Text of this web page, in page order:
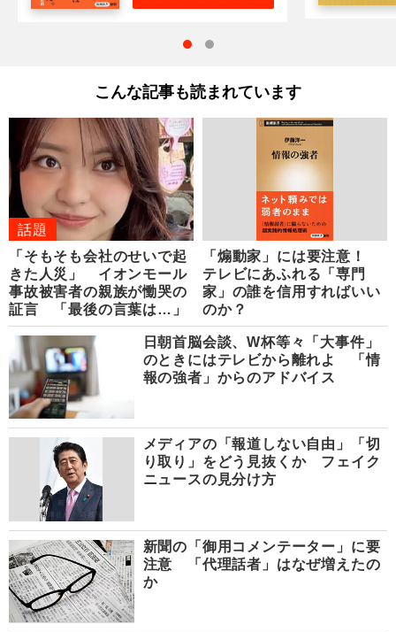
こんな記事も読まれています
話題
「そもそも会社のせいで起
きた人災」 イオンモール
事故被害者の親族が慟哭の
証言 「最後の言葉は…」
「煽動家」には要注意！
テレビにあふれる「専門
家」の誰を信用すればいい
のか？
日朝首脳会談、W杯等々「大事件」
のときにはテレビから離れよ 「情
報の強者」からのアドバイス
メディアの「報道しない自由」「切
り取り」をどう見抜くか フェイク
ニュースの見分け方
新聞の「御用コメンテーター」に要
注意 「代理話者」はなぜ増えたの
か